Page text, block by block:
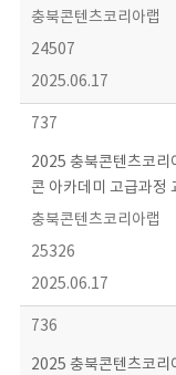
충북콘텐츠코리아랩
24507
2025.06.17
737
2025 충북콘텐츠코리
콘 아카데미 고급과정
충북콘텐츠코리아랩
25326
2025.06.17
736
2025 충북콘텐츠코리